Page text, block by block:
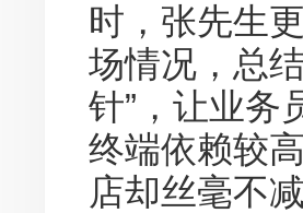
时，张先生
场情况，总
针”，让业务
终端依赖较
店却丝毫不